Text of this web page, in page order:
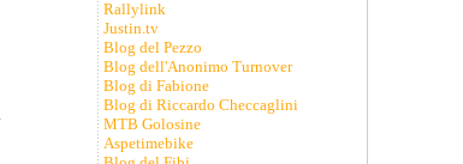
Rallylink
Justin.tv
Blog del Pezzo
Blog dell'Anonimo Turnover
Blog di Fabione
Blog di Riccardo Checcaglini
MTB Golosine
Aspetimebike